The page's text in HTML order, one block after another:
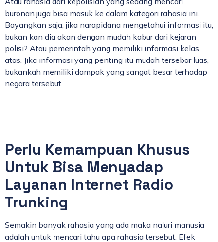
buronan juga bisa masuk ke dalam kategori rahasia ini.
Bayangkan saja, jika narapidana mengetahui informasi itu,
bukan kan dia akan dengan mudah kabur dari kejaran
polisi? Atau pemerintah yang memiliki informasi kelas
atas. Jika informasi yang penting itu mudah tersebar luas,
bukankah memiliki dampak yang sangat besar terhadap
negara tersebut.
Perlu Kemampuan Khusus
Untuk Bisa Menyadap
Layanan Internet Radio
Trunking
Semakin banyak rahasia yang ada maka naluri manusia
adalah untuk mencari tahu apa rahasia tersebut. Efek